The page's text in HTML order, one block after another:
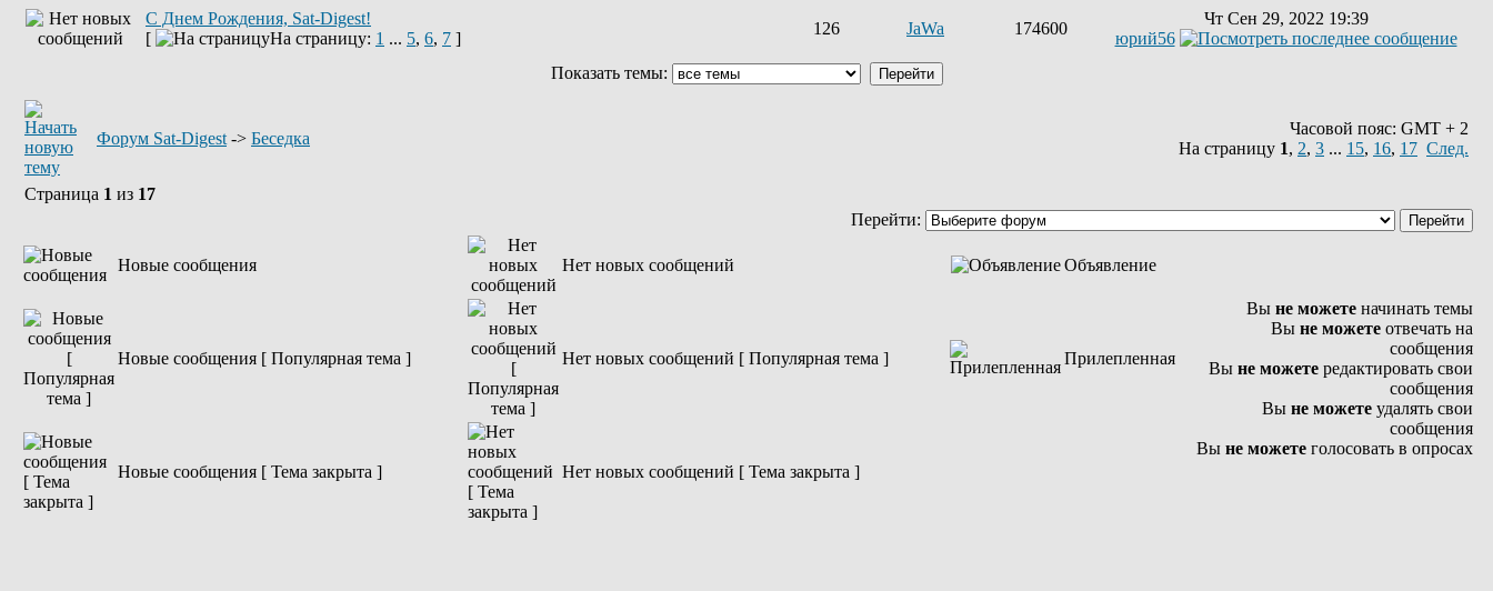
С Днем Рождения, Sat-Digest!
[
На страницу: 1 ... 5, 6, 7 ]
126 JaWa 174600
Чт Сен 29, 2022 19:39
юрий56
Показать темы:
Форум Sat-Digest -> Беседка
Часовой пояс: GMT + 2
На страницу 1, 2, 3 ... 15, 16, 17 След.
Страница 1 из 17
Перейти:
Новые сообщения Нет новых сообщений Объявление
Новые сообщения [ Популярная тема ] Нет новых сообщений [ Популярная тема ] Прилепленная
Новые сообщения [ Тема закрыта ] Нет новых сообщений [ Тема закрыта ]
Вы не можете начинать темы
Вы не можете отвечать на
сообщения
Вы не можете редактировать свои
сообщения
Вы не можете удалять свои
сообщения
Вы не можете голосовать в опросах